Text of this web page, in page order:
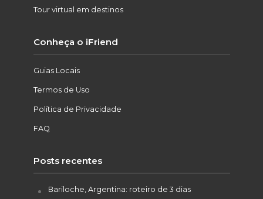
Tour virtual em destinos
Conheça o iFriend
Guias Locais
Termos de Uso
Política de Privacidade
FAQ
Posts recentes
Bariloche, Argentina: roteiro de 3 dias